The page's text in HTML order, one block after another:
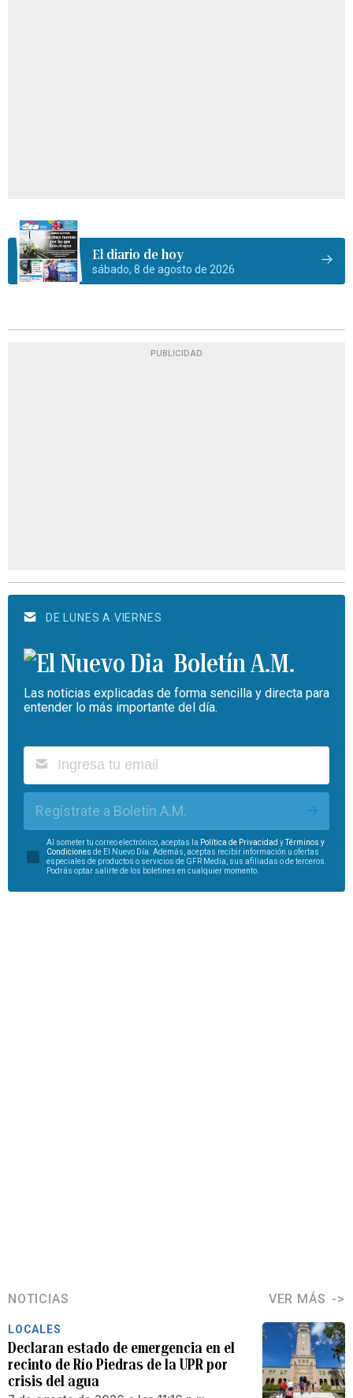
El diario de hoy
sábado, 8 de agosto de 2026
PUBLICIDAD
DE LUNES A VIERNES
Boletín A.M.
Las noticias explicadas de forma sencilla y directa para
entender lo más importante del día.
Regístrate a Boletín A.M.
Al someter tu correo electrónico, aceptas la Política de Privacidad yTérminos y
Condiciones de El Nuevo Día. Además, aceptas recibir información u ofertas
especiales de productos o servicios de GFR Media, sus afiliadas o de terceros.
Podrás optar salirte de los boletines en cualquier momento.
NOTICIAS VER MÁS
LOCALES
Declaran estado de emergencia en el
recinto de Río Piedras de la UPR por
crisis del agua